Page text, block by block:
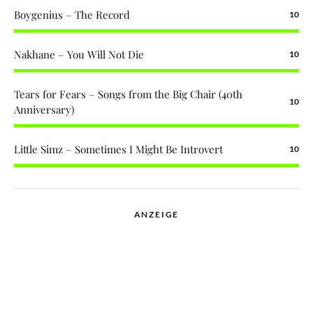
Boygenius – The Record 10
Nakhane – You Will Not Die 10
Tears for Fears – Songs from the Big Chair (40th
Anniversary)
10
Little Simz – Sometimes I Might Be Introvert 10
ANZEIGE